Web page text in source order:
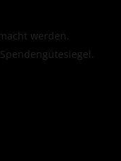
werden.
Spendengütesiegel.